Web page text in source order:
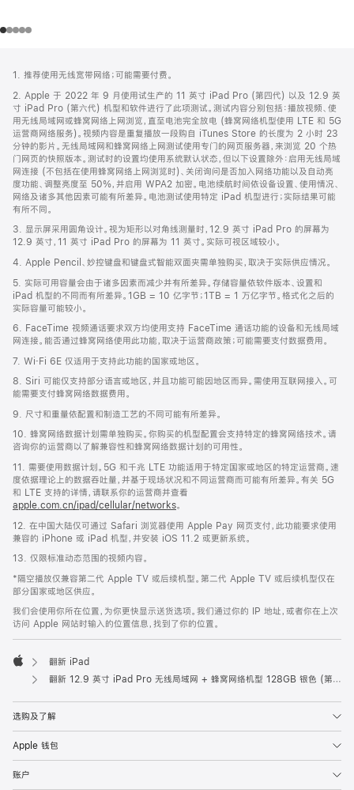
页
页
脚
注
1. 推荐使用无线宽带网络；可能需要付费。
2. Apple 于 2022 年 9 月使用试生产的 11 英寸 iPad Pro (第四代) 以及 12.9 英
寸 iPad Pro (第六代) 机型和软件进行了此项测试。测试内容分别包括：播放视频、使
用无线局域网或蜂窝网络上网浏览，直至电池完全放电 (蜂窝网络机型使用 LTE 和 5G
运营商网络服务)。视频内容是重复播放一段购自 iTunes Store 的长度为 2 小时 23
分钟的影片。无线局域网和蜂窝网络上网测试使用专门的网页服务器，来浏览 20 个热
门网页的快照版本。测试时的设置均使用系统默认状态，但以下设置除外：启用无线局域
网连接 (不包括在使用蜂窝网络上网浏览时)、关闭询问是否加入网络功能以及自动亮
度功能、调整亮度至 50%，并启用 WPA2 加密。电池续航时间依设备设置、使用情况、
网络及诸多其他因素可能有所差异。电池测试使用特定 iPad 机型进行；实际结果可能
有所不同。
3. 显示屏采用圆角设计。视为矩形以对角线测量时，12.9 英寸 iPad Pro 的屏幕为
12.9 英寸，11 英寸 iPad Pro 的屏幕为 11 英寸。实际可视区域较小。
4. Apple Pencil、妙控键盘和键盘式智能双面夹需单独购买，取决于实际供应情况。
5. 实际可用容量会由于诸多因素而减少并有所差异。存储容量依软件版本、设置和
iPad 机型的不同而有所差异。1GB = 10 亿字节；1TB = 1 万亿字节。格式化之后的
实际容量可能较小。
6. FaceTime 视频通话要求双方均使用支持 FaceTime 通话功能的设备和无线局域
网连接。能否通过蜂窝网络使用此功能，取决于运营商政策；可能需要支付数据费用。
7. Wi‑Fi 6E 仅适用于支持此功能的国家或地区。
8. Siri 可能仅支持部分语言或地区，并且功能可能因地区而异。需使用互联网接入。可
能需要支付蜂窝网络数据费用。
9. 尺寸和重量依配置和制造工艺的不同可能有所差异。
10. 蜂窝网络数据计划需单独购买。你购买的机型配置会支持特定的蜂窝网络技术。请
咨询你的运营商以了解兼容性和蜂窝网络数据计划的可用性。
11. 需要使用数据计划。5G 和千兆 LTE 功能适用于特定国家或地区的特定运营商。速
度依据理论上的数据吞吐量，并基于现场状况和不同运营商而可能有所差异。有关 5G
和 LTE 支持的详情，请联系你的运营商并查看
apple.com.cn/ipad/cellular/networks。
12. 在中国大陆仅可通过 Safari 浏览器使用 Apple Pay 网页支付，此功能要求使用
兼容的 iPhone 或 iPad 机型，并安装 iOS 11.2 或更新系统。
13. 仅限标准动态范围的视频内容。
*隔空播放仅兼容第二代 Apple TV 或后续机型。第二代 Apple TV 或后续机型仅在
部分国家或地区供应。
我们会使用你所在位置，为你更快显示送货选项。我们通过你的 IP 地址，或者你在上次
访问 Apple 网站时输入的位置信息，找到了你的位置。
Apple
翻新 iPad
翻新 12.9 英寸 iPad Pro 无线局域网 + 蜂窝网络机型 128GB 银色 (第六代)
选购及了解
Apple 钱包
账户